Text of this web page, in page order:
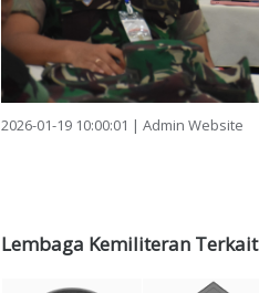
2026-01-19 10:00:01 | Admin Website
Lembaga Kemiliteran Terkait